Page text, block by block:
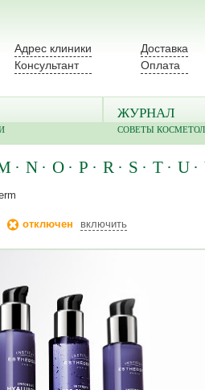
Адрес клиники
Консультант
Доставка
Оплата
ЖУРНАЛ
СОВЕТЫ
N O P R S T U
отключен включить